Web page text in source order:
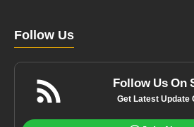
Follow Us
Follow Us On
Get Latest Update